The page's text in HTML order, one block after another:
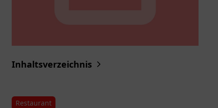
Inhaltsverzeichnis
Restaurant